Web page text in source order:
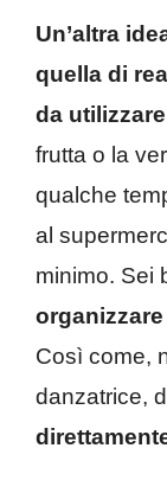
Un’altra
quella di
da
frutta o la
qualche
al
minimo. Sei
Così come,
danzatrice,